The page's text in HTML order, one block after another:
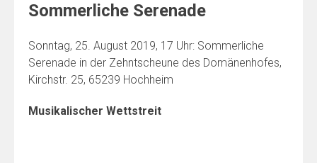
Sommerliche Serenade
Sonntag, 25. August 2019, 17 Uhr: Sommerliche
Serenade in der Zehntscheune des Domänenhofes,
Kirchstr. 25, 65239 Hochheim
Musikalischer Wettstreit